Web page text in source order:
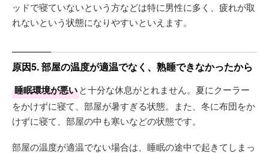
ッドで寝ていないという方などは特に男性に多く、疲れが取
れないという状態になりやすいといえます。
原因5. 部屋の温度が適温でなく、熟睡できなかったから
睡眠環境が悪いと十分な休息がとれません。夏にクーラー
をかけずに寝て、部屋が暑すぎる状態。また、冬に布団をか
けずに寝て、部屋の中も寒いなどの状態です。
部屋の温度が適温でない場合は、睡眠の途中で起きてしまっ